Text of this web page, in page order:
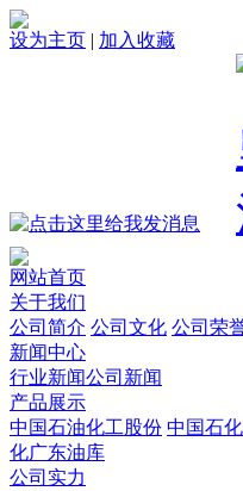
设为主页 | 加入收藏
网站首页
关于我们
公司简介 公司文化 公司荣
新闻中心
行业新闻公司新闻
产品展示
中国石油化工股份 中国石
化广东油库
公司实力